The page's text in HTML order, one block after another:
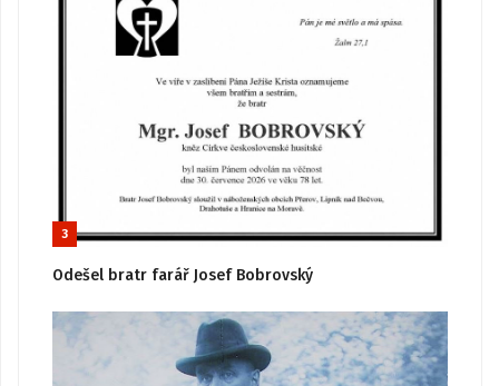
3
Odešel bratr farář Josef Bobrovský